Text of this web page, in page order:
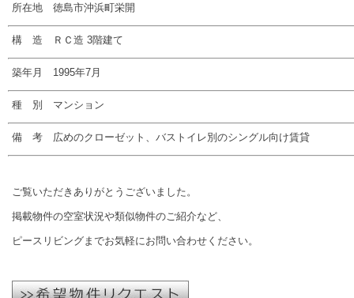
所在地 徳島市沖浜町栄開
構 造 ＲＣ造 3階建て
築年月 1995年7月
種 別 マンション
備 考 広めのクローゼット、バストイレ別のシングル向け賃貸
ご覧いただきありがとうございました。
掲載物件の空室状況や類似物件のご紹介など、
ピースリビングまでお気軽にお問い合わせください。